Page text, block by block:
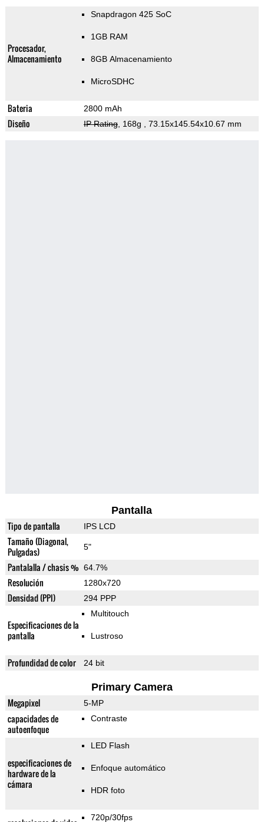
Procesador,
Almacenamiento
Snapdragon 425 SoC
1GB RAM
8GB Almacenamiento
MicroSDHC
Bateria 2800 mAh
Diseño IP Rating, 168g , 73.15x145.54x10.67 mm
Pantalla
Tipo de pantalla IPS LCD
Tamaño (Diagonal,
Pulgadas)
5"
Pantalalla / chasis % 64.7%
Resolución 1280x720
Densidad (PPI) 294 PPP
Especificaciones de la
pantalla
Multitouch
Lustroso
Profundidad de color 24 bit
Primary Camera
Megapixel 5-MP
capacidades de
autoenfoque
Contraste
especificaciones de
hardware de la
cámara
LED Flash
Enfoque automático
HDR foto
720p/30fps